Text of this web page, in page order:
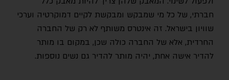
חברתי, של כל מי שמבקש ומבקשת לקיים דמוקרטיה וערכי
שוויון בישראל. זה אינטרס משותף לא רק של החברה
החרדית, אלא של החברה כולה שכן, במקום בו מותר
להדיר אישה אחת, יהיה מותר להדיר גם נשים נוספות.